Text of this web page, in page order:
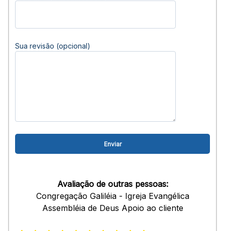
Sua revisão (opcional)
Avaliação de outras pessoas:
Congregação Galiléia - Igreja Evangélica
Assembléia de Deus Apoio ao cliente